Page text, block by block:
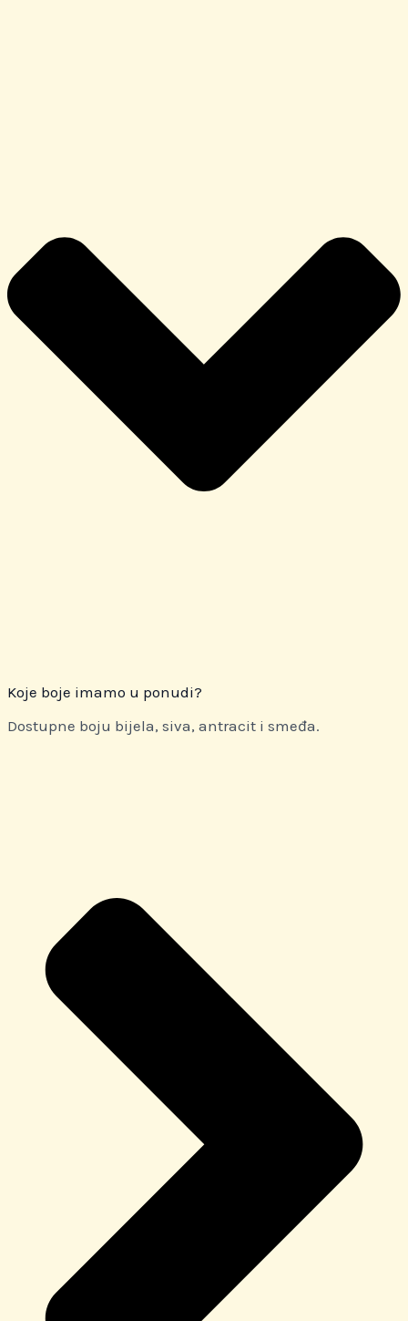
Koje boje imamo u ponudi?
Dostupne boju bijela, siva, antracit i smeđa.